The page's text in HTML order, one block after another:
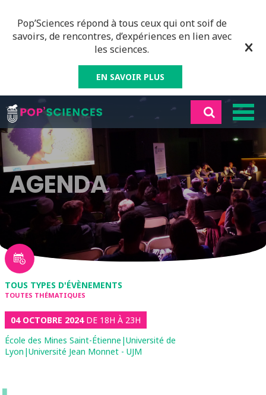
Pop’Sciences répond à tous ceux qui ont soif de
savoirs, de rencontres, d’expériences en lien avec
les sciences.
EN SAVOIR PLUS
AGENDA
TOUS TYPES D'ÉVÈNEMENTS
TOUTES THÉMATIQUES
04 OCTOBRE 2024DE 18H À 23H
École des Mines Saint-Étienne|Université de
Lyon|Université Jean Monnet - UJM